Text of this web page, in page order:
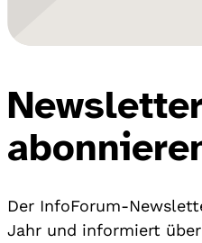
Der InfoForum-
Jahr und informiert